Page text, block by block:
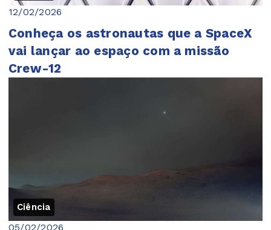
12/02/2026
Conheça os astronautas que a SpaceX
vai lançar ao espaço com a missão
Crew-12
Ciência
05/02/2026